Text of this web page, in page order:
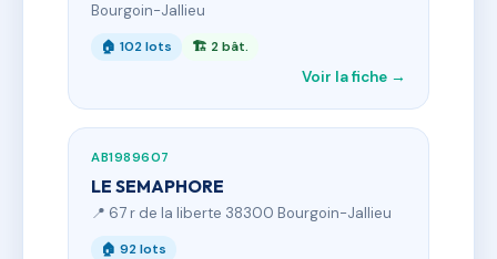
Bourgoin-Jallieu
🏠 102 lots 🏗 2 bât.
Voir la fiche →
AB1989607
LE SEMAPHORE
📍 67 r de la liberte 38300 Bourgoin-Jallieu
🏠 92 lots